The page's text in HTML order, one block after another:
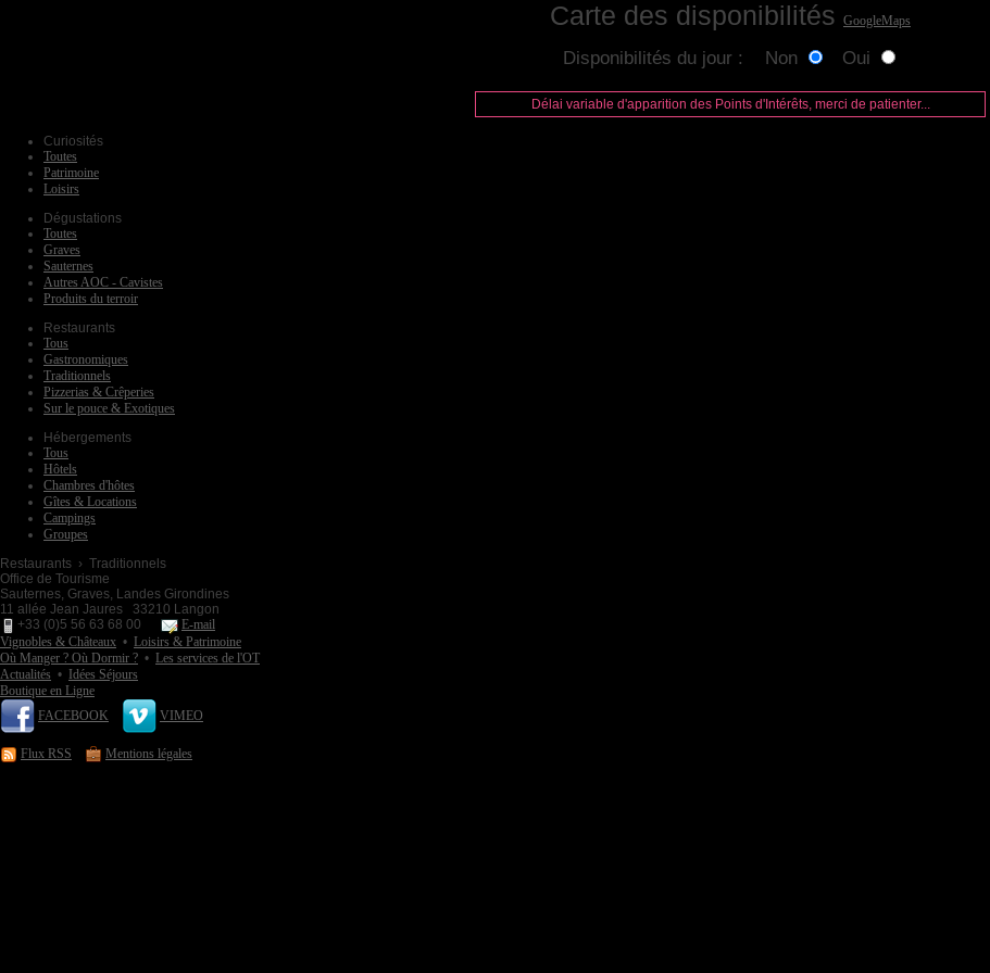
Carte des disponibilités GoogleMaps
Disponibilités du jour : Non Oui
Délai variable d'apparition des Points d'Intérêts, merci de patienter...
Curiosités
Toutes
Patrimoine
Loisirs
Dégustations
Toutes
Graves
Sauternes
Autres AOC - Cavistes
Produits du terroir
Restaurants
Tous
Gastronomiques
Traditionnels
Pizzerias & Crêperies
Sur le pouce & Exotiques
Hébergements
Tous
Hôtels
Chambres d'hôtes
Gîtes & Locations
Campings
Groupes
Restaurants › Traditionnels
Office de Tourisme
Sauternes, Graves, Landes Girondines
11 allée Jean Jaures 33210 Langon
+33 (0)5 56 63 68 00
E-mail
Vignobles & Châteaux • Loisirs & Patrimoine
Où Manger ? Où Dormir ? • Les services de l'OT
Actualités •
Idées Séjours
Boutique en Ligne
FACEBOOK
VIMEO
Flux RSS Mentions légales